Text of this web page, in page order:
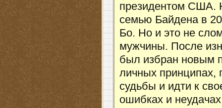
президентом США.
семью Байдена в
Бо. Но и это не
мужчины. После
был избран новым
личных принципах,
судьбы и идти к
ошибках и